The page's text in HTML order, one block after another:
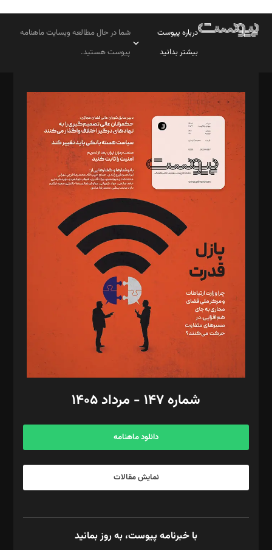
درباره پیوست
بیشتر بدانید
شما در حال مطالعه وبسایت ماهنامه
پیوست هستید.
مدیر مسئول: محمدباقر اثنی‌عشری
سردبیر: مهرک محمودی
دبیر تحریریه: میثم قاسمی
د‌بیر ناداستان: سمانه سمیع
د‌بیر خدمت و تجارت: ابوالفضل رجبی
د‌بیر حقوق فناوری: حسام‌الدین ایپکچی
د‌بیر پیوست جهان: مینا پاکدل
د‌بیر تحریریه آنلاین: بابک نقاش
تحریریه‌: مجتبی محمود‌ی، آرش برهمند، یسنا امان‌پور، سروش کرمیان،
مصطفی مسجدی آرانی، ابوالفضل رجبی، زهرا فکرانه، فائزه فتحی
رستمی،مصطفی باستان
ویرایش: نگار استاد‌‌آقا
طراح یونیفرم: مجید توکلی
فیلمبرداری و عکاسی: امیر شفیعی، مانی لطفی زاده
گرافیک و صفحه‌آرایی: سید‌سبحان‌علی ثابت
مد‌یر توسعه تجاری: کامبیز برید‌
امور مالی: شاپور رهبری، محمد‌ کاظمی‌نیا
آگهی و مشترکین: ۰۹۱۹۹۹۹۰۴۵۴
شماره ۱۴۷ - مرداد ۱۴۰۵
دانلود ماهنامه
نمایش مقالات
با خبرنامه پیوست، به روز بمانید